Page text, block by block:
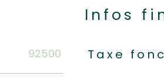
92500
Infos
Taxe